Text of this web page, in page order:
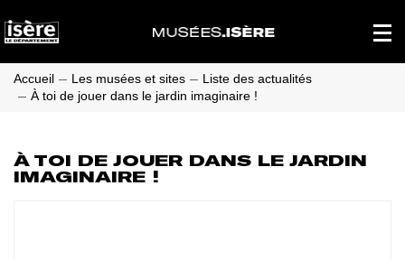
le
Accueil Les musées et sites
Liste des actualités
À toi de jouer dans le jardin imaginaire !
À TOI DE JOUER DANS LE JARDIN
IMAGINAIRE !